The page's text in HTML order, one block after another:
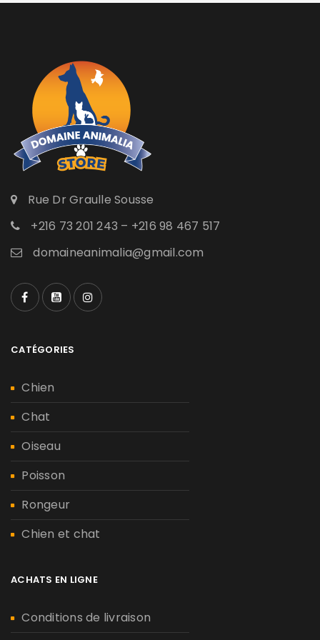
Rue Dr Graulle Sousse
+216 73 201 243 – +216 98 467 517
domaineanimalia@gmail.com
CATÉGORIES
Chien
Chat
Oiseau
Poisson
Rongeur
Chien et chat
ACHATS EN LIGNE
Conditions de livraison